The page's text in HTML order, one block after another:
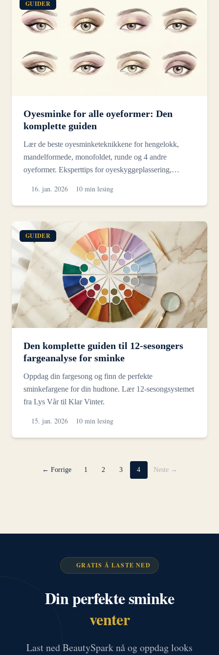
GUIDER
Oyesminke for alle oyeformer: Den
komplette guiden
Lær de beste oyesminketeknikkene for hengelokk,
mandelformede, monofoldet, runde og 4 andre
oyeformer. Eksperttips for oyeskyggeplassering,
16. jan. 2026 10 min lesing
GUIDER
Den komplette guiden til 12-sesongers
fargeanalyse for sminke
Oppdag din fargesong og finn de perfekte
sminkefargene for din hudtone. Lær 12-sesongsystemet
fra Lys Vår til Klar Vinter.
15. jan. 2026 10 min lesing
← Forrige 1 2 3 4 Neste →
GRATIS Å LASTE NED
Din perfekte sminke
venter
Last ned BeautySpark nå og oppdag looks